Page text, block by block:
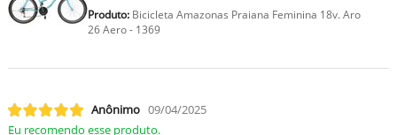
Produto:Bicicleta Amazonas Praiana Feminina 18v. Aro
26 Aero - 1369
Anônimo 09/04/2025
Eu recomendo esse produto.